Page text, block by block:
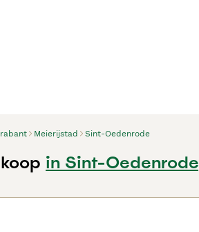
Meierijstad Sint-Oedenrode
in Sint-Oedenrode